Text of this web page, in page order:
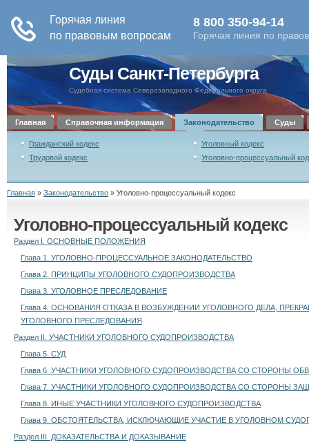
Суды Санкт-Петербурга
Судебная система Северозападного Федерального округа
Главная Справочная информация Законодательство Суды
Гражданский кодекс
Уголовный кодекс
Трудовой кодекс
Уголовно-процессуальный
Главная » Законодательство » Уголовно-процессуальный кодекс
Уголовно-процессуальный кодекс
Раздел I. ОСНОВНЫЕ ПОЛОЖЕНИЯ
Глава 1. УГОЛОВНО-ПРОЦЕССУАЛЬНОЕ ЗАКОНОДАТЕЛЬСТВО
Глава 2. ПРИНЦИПЫ УГОЛОВНОГО СУДОПРОИЗВОДСТВА
Глава 3. УГОЛОВНОЕ ПРЕСЛЕДОВАНИЕ
Глава 4. ОСНОВАНИЯ ОТКАЗА В ВОЗБУЖДЕНИИ УГОЛОВНОГО ДЕЛА,
УГОЛОВНОГО ПРЕСЛЕДОВАНИЯ
Раздел II. УЧАСТНИКИ УГОЛОВНОГО СУДОПРОИЗВОДСТВА
Глава 5. СУД
Глава 6. УЧАСТНИКИ УГОЛОВНОГО СУДОПРОИЗВОДСТВА СО СТОРОНЫ
Глава 7. УЧАСТНИКИ УГОЛОВНОГО СУДОПРОИЗВОДСТВА СО СТОРОНЫ
Глава 8. ИНЫЕ УЧАСТНИКИ УГОЛОВНОГО СУДОПРОИЗВОДСТВА
Глава 9. ОБСТОЯТЕЛЬСТВА, ИСКЛЮЧАЮЩИЕ УЧАСТИЕ В УГОЛОВНОМ
Раздел III. ДОКАЗАТЕЛЬСТВА И ДОКАЗЫВАНИЕ